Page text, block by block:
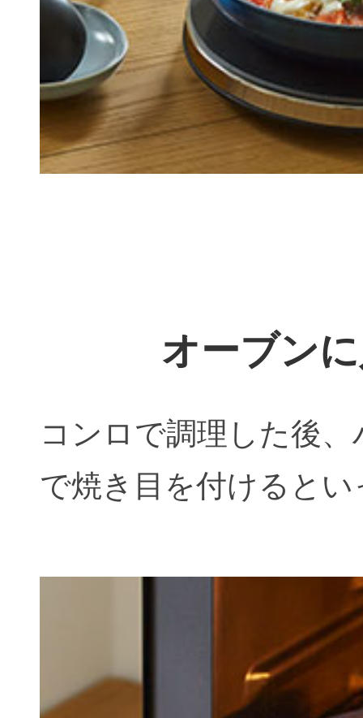
オーブン
コンロで調理した後
で焼き目を付けると